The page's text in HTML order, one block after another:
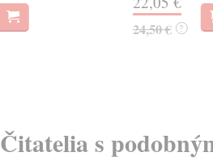
24,50 € ?
Čitatelia s